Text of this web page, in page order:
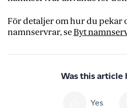
För detaljer om hur du pekar
namnservrar, seByt
Was this article
Yes